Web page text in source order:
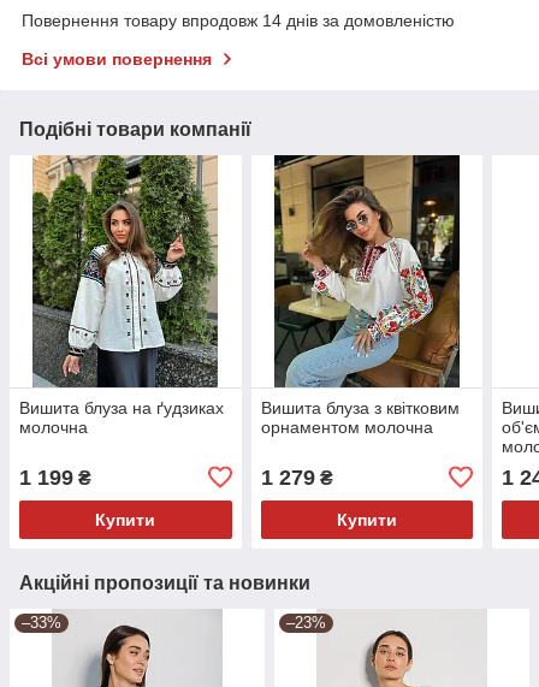
Повернення товару впродовж 14 днів за домовленістю
Всі умови повернення
Подібні товари компанії
Вишита блуза на ґудзиках
молочна
1 199 ₴
Купити
Вишита блуза з квітковим
орнаментом молочна
1 279₴
Купити
1
Акційні пропозиції та новинки
–33% –23%